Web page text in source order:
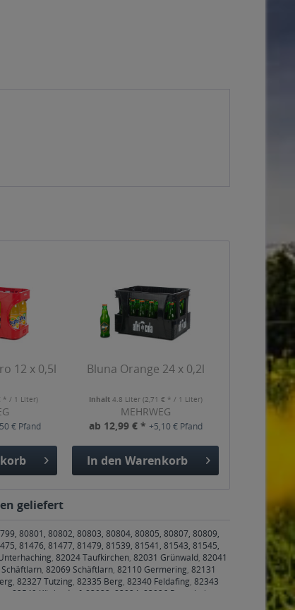
12 x 0,5l
* / 1 Liter)
€ Pfand
Bluna Orange 24 x 0,2l
Inhalt 4.8 Liter (2,71 € * / 1 Liter)
MEHRWEG
ab 12,99 € * +5,10 € Pfand
In den Warenkorb
geliefert
80801, 80802, 80803, 80804, 80805, 80807, 80809,
81476, 81477, 81479, 81539, 81541, 81543, 81545,
, 82024 Taufkirchen, 82031 Grünwald, 82041
, 82069 Schäftlarn, 82110 Germering, 82131
, 82327 Tutzing, 82335 Berg, 82340 Feldafing, 82343
82549 Königsdorf, 83022, 83024, 83026 Rosenheim